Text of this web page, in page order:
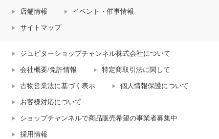
店舗情報 イベント・催事情報
サイトマップ
ジュピターショップチャンネル株式会社について
会社概要/免許情報 特定商取引法に関して
古物営業法に基づく表示 個人情報保護について
お客様対応について
ショップチャンネルで商品販売希望の事業者募集中
採用情報